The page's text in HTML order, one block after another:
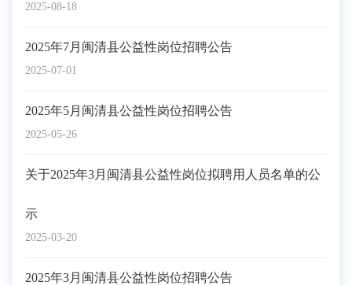
2025-08-18
2025-07-01
2025年7月闽清县公益性岗位招聘公告
2025-05-26
2025年5月闽清县公益性岗位招聘公告
2025-03-20
关于2025年3月闽清县公益性岗位拟聘用人员名单的公
示
2025年3月闽清县公益性岗位招聘公告